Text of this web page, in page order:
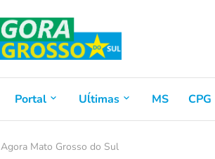
Portal Uĺtimas MS CPG
Agora Mato Grosso do Sul